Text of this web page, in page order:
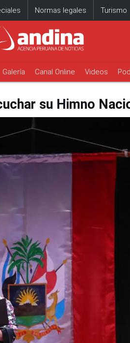
Normas legales Turismo
Galería Canal Online Videos
su Himno